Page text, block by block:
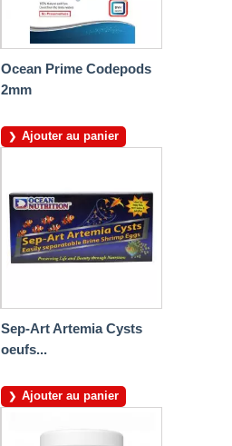
Ocean Prime Codepods
2mm
Ajouter au panier
Sep-Art Artemia Cysts
oeufs...
Ajouter au panier